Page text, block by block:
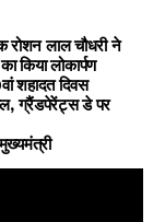
रोशन लाल चौधरी ने
किया लोकार्पण
शहादत दिवस
ग्रैंडपेरेंट्स डे पर